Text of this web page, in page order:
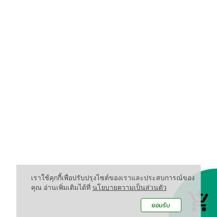
เราใช้คุกกี้เพื่อปรับปรุงไซต์ของเราและประสบการณ์ของ
คุณ อ่านเพิ่มเติมได้ที่ นโยบายความเป็นส่วนตัว
ยอมรับ